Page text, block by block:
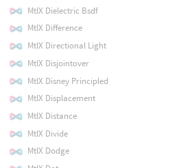
MtlX Dielectric Bsdf
MtlX Difference
MtlX Directional Light
MtlX Disjointover
MtlX Disney Principled
MtlX Displacement
MtlX Distance
MtlX Divide
MtlX Dodge